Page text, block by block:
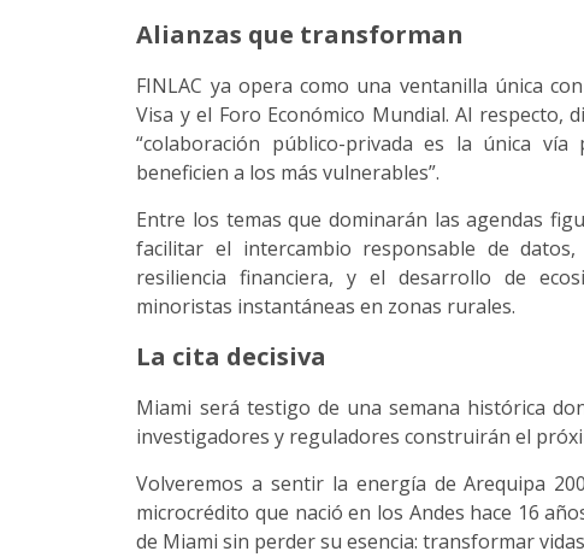
Alianzas que transforman
FINLAC ya opera como una ventanilla única
Visa y el Foro Económico Mundial. Al respecto,
“colaboración público-privada es la única
beneficien a los más vulnerables”.
Entre los temas que dominarán las agendas
facilitar el intercambio responsable de
resiliencia financiera, y el desarrollo de
minoristas instantáneas en zonas rurales.
La cita decisiva
Miami será testigo de una semana histórica
investigadores y reguladores construirán el
Volveremos a sentir la energía de Arequipa
microcrédito que nació en los Andes hace 16
de Miami sin perder su esencia: transformar